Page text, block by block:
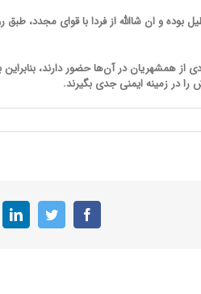
و ان شاالله از فردا با قوای مجدد،
در آن‌ها حضور دارند، بنابراین
در زمینه ایمنی جدی بگیرند.
Facebook
Twitter